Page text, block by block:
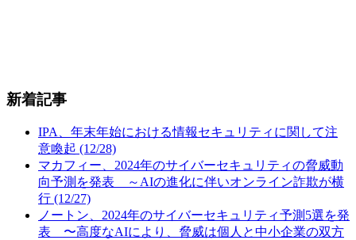
新着記事
IPA、年末年始における情報セキュリティに関して注
意喚起 (12/28)
マカフィー、2024年のサイバーセキュリティの脅威動
向予測を発表 ～AIの進化に伴いオンライン詐欺が横
行 (12/27)
ノートン、2024年のサイバーセキュリティ予測5選を発
表 〜高度なAIにより、脅威は個人と中小企業の双方